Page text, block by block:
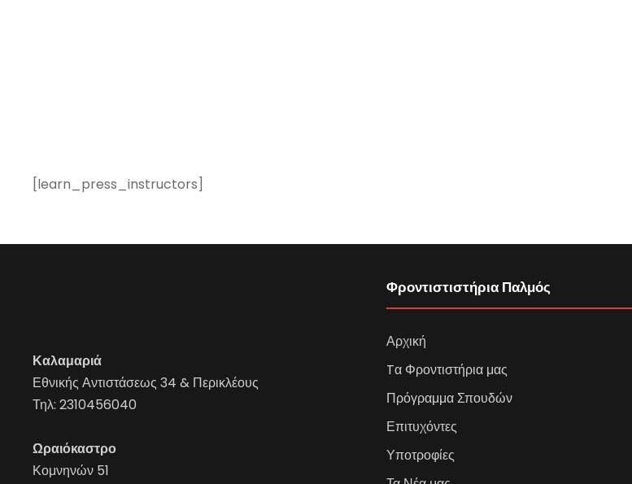
[learn_press_instructors]
Καλαμαριά
Εθνικής Αντιστάσεως 34 & Περικλέους
Τηλ: 2310456040
Ωραιόκαστρο
Κομνηνών 51
Φροντιστιστήρια Παλμός
Αρχική
Tα Φροντιστήρια μας
Πρόγραμμα Σπουδών
Επιτυχόντες
Υποτροφίες